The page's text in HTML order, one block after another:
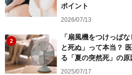
ポイント
2026/07/13
2
「扇風機をつけっぱ
と死ぬ」って本当？
る「夏の突然死」の原
2025/07/17